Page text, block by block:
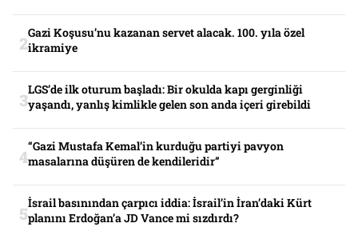
Gazi Koşusu’nu kazanan servet alacak. 100. yıla özel
ikramiye
LGS’de ilk oturum başladı: Bir okulda kapı gerginliği
yaşandı, yanlış kimlikle gelen son anda içeri girebildi
“Gazi Mustafa Kemal’in kurduğu partiyi pavyon
masalarına düşüren de kendileridir”
İsrail basınından çarpıcı iddia: İsrail’in İran’daki Kürt
planını Erdoğan’a JD Vance mi sızdırdı?